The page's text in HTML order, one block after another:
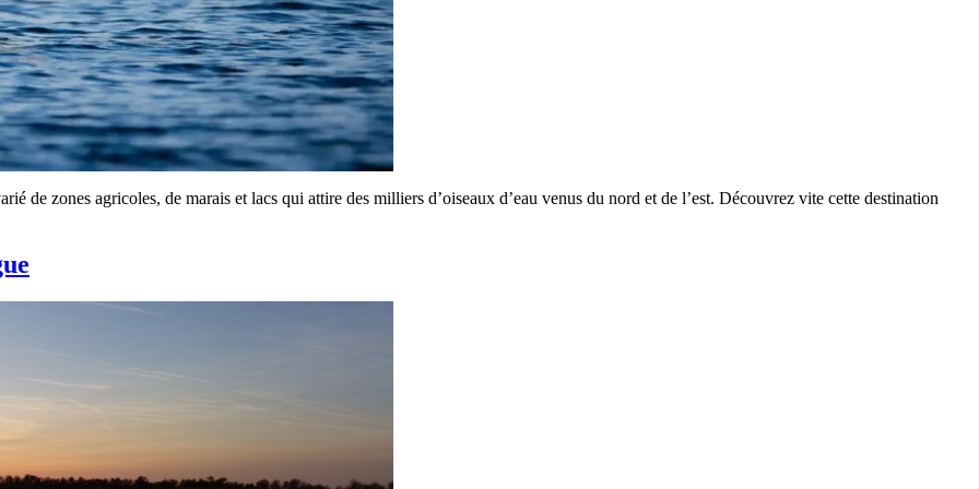
de zones agricoles, de marais et lacs qui attire des milliers d’oiseaux d’eau venus du nord et de l’est. Découvrez vite cette destination